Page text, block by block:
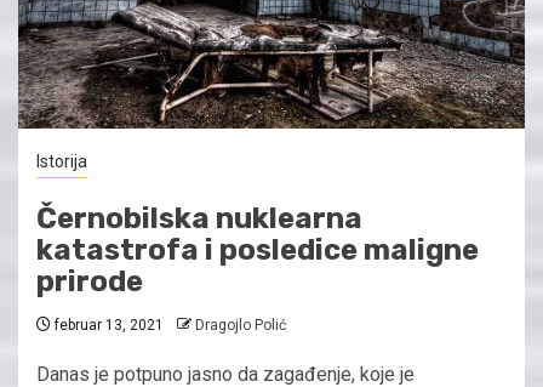
Istorija
Černobilska nuklearna
katastrofa i posledice maligne
prirode
februar 13, 2021 Dragojlo Polić
Danas je potpuno jasno da zagađenje, koje je